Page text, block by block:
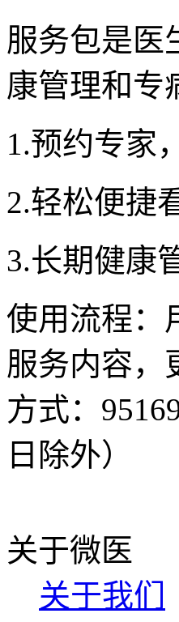
服务包是医
康管理和专
1.预约专家
2.轻松便捷
3.长期健康
使用流程：
服务内容，
方式：
日除外）
关于微医
关于我们